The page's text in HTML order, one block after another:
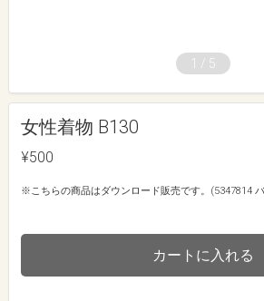
1 / 5
女性着物 B130
¥500
※こちらの商品はダウンロード販売です。(5347814
カートに入れる